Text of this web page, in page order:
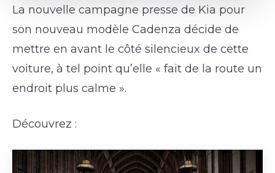
La nouvelle campagne presse de Kia pour
son nouveau modèle Cadenza décide de
mettre en avant le côté silencieux de cette
voiture, à tel point qu’elle « fait de la route un
endroit plus calme ».
Découvrez :